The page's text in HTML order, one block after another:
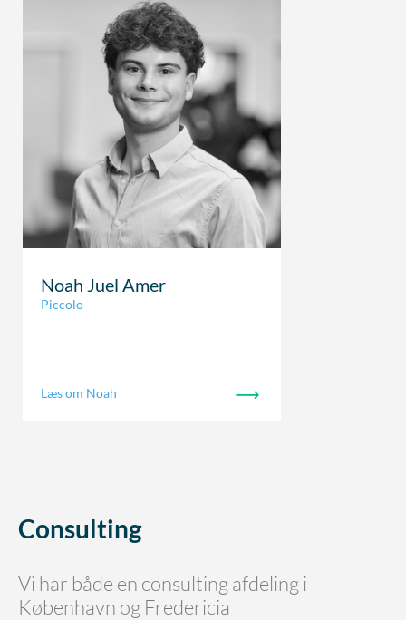
Noah Juel Amer
Piccolo
Læs om Noah
Consulting
Vi har både en consulting afdeling i
København og Fredericia